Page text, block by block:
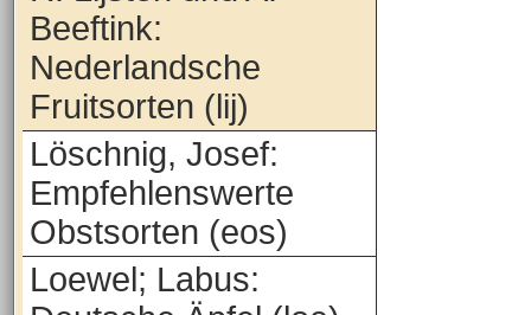
Beeftink:
Nederlandsche
Fruitsorten (lij)
Löschnig, Josef:
Empfehlenswerte
Obstsorten (eos)
Loewel; Labus: